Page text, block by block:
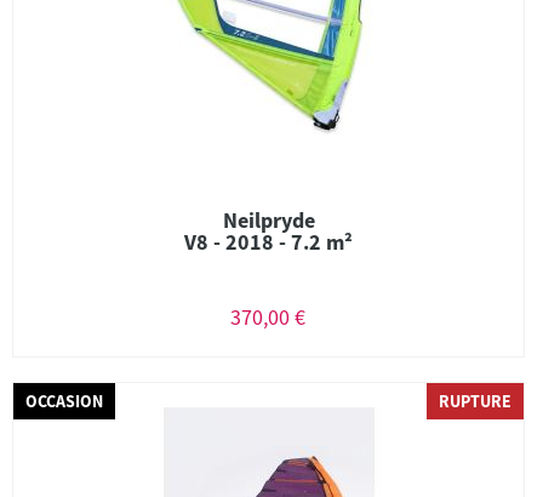
Neilpryde
V8 - 2018 - 7.2 m²
370,00 €
OCCASION RUPTURE